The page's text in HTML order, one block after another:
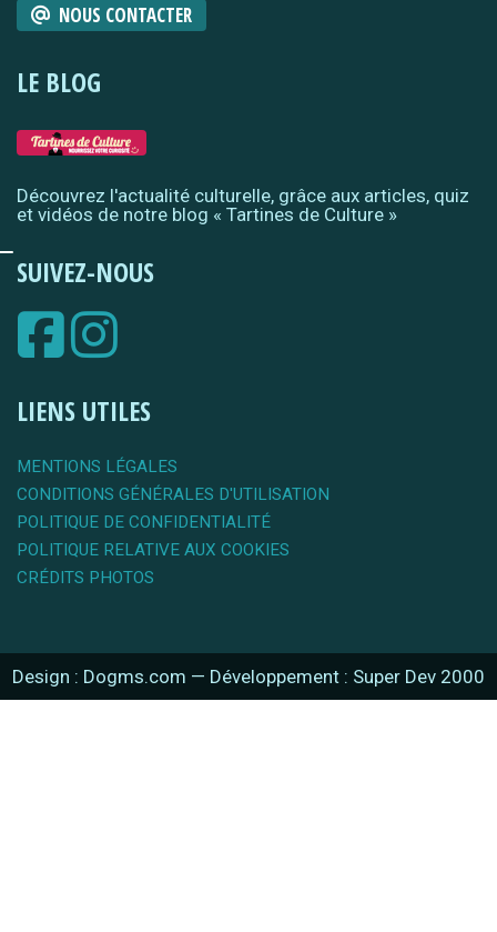
NOUS CONTACTER
LE BLOG
Découvrez l'actualité culturelle, grâce aux articles, quiz
et vidéos de notre blog « Tartines de Culture »
SUIVEZ-NOUS
LIENS UTILES
MENTIONS LÉGALES
CONDITIONS GÉNÉRALES D'UTILISATION
POLITIQUE DE CONFIDENTIALITÉ
POLITIQUE RELATIVE AUX COOKIES
CRÉDITS PHOTOS
Design : Dogms.com — Développement : Super Dev 2000